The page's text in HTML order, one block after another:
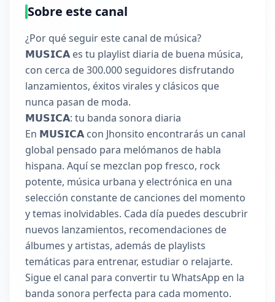
Sobre este canal
¿Por qué seguir este canal de música?
𝗠𝗨𝗦𝗜𝗖𝗔 es tu playlist diaria de buena música,
con cerca de 300.000 seguidores disfrutando
lanzamientos, éxitos virales y clásicos que
nunca pasan de moda.
𝗠𝗨𝗦𝗜𝗖𝗔: tu banda sonora diaria
En 𝗠𝗨𝗦𝗜𝗖𝗔 con Jhonsito encontrarás un canal
global pensado para melómanos de habla
hispana. Aquí se mezclan pop fresco, rock
potente, música urbana y electrónica en una
selección constante de canciones del momento
y temas inolvidables. Cada día puedes descubrir
nuevos lanzamientos, recomendaciones de
álbumes y artistas, además de playlists
temáticas para entrenar, estudiar o relajarte.
Sigue el canal para convertir tu WhatsApp en la
banda sonora perfecta para cada momento.